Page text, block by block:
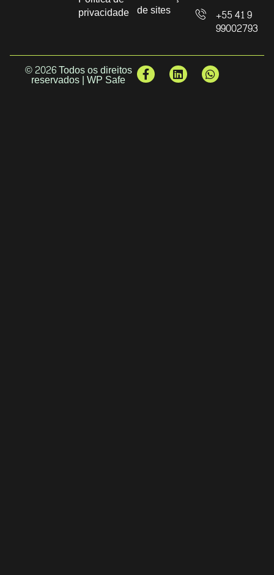
privacidade de sites
+55 41 9
99002793
© 2026 Todos os direitos
reservados | WP Safe